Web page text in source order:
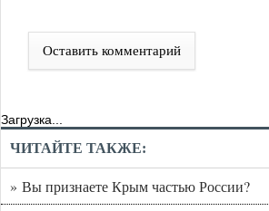
Оставить комментарий
Загрузка...
ЧИТАЙТЕ ТАКЖЕ:
» Вы признаете Крым частью России?